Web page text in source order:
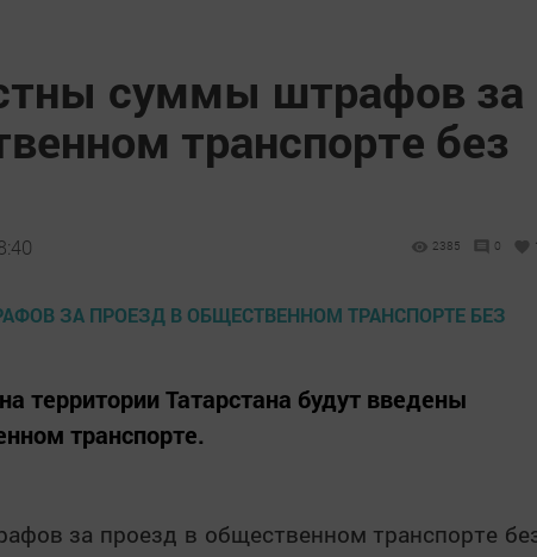
суммы штрафов за
транспорте без
2385 0
территории Татарстана будут введены
транспорте.
за проезд в общественном транспорте